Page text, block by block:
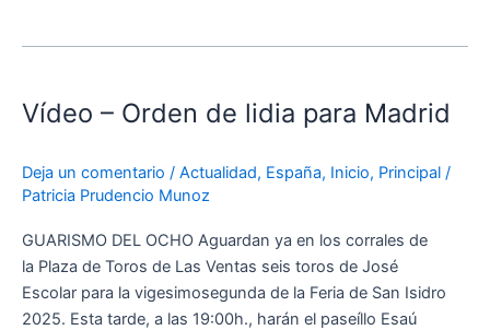
Vídeo – Orden de lidia para Madrid
Deja un comentario / Actualidad, España, Inicio, Principal /
Patricia Prudencio Munoz
GUARISMO DEL OCHO Aguardan ya en los corrales de
la Plaza de Toros de Las Ventas seis toros de José
Escolar para la vigesimosegunda de la Feria de San Isidro
2025. Esta tarde, a las 19:00h., harán el paseíllo Esaú
Orden
lidia
para